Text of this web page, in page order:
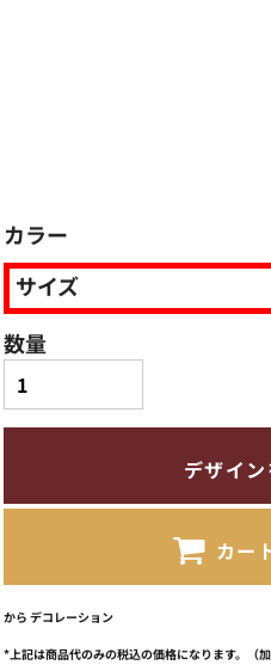
カラー
サイズ
数量
デザイ
カー
から デコレーション
*上記は商品代のみの税込の価格になります。（